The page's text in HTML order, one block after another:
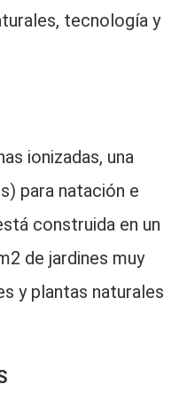
tecnología y
ionizadas, una
para natación e
construida en un
de jardines muy
y plantas naturales